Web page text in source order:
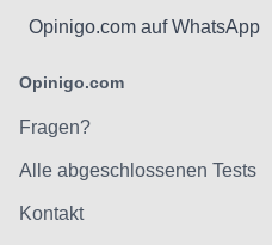
Opinigo.com auf WhatsApp
Opinigo.com
Fragen?
Alle abgeschlossenen Tests
Kontakt